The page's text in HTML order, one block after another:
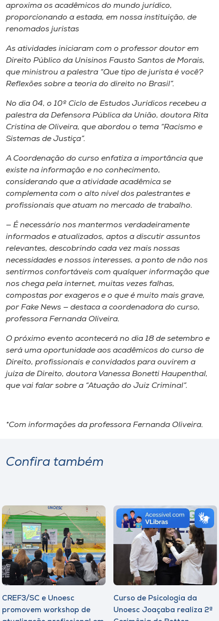
Store
Selecione
o idioma
A+
A-
aproxima os acadêmicos do mundo jurídico,
proporcionando a estada, em nossa instituição, de
renomados juristas
As atividades iniciaram com o professor doutor em
Direito Público da Unisinos Fausto Santos de Morais,
que ministrou a palestra “Que tipo de jurista é você?
Reflexões sobre a teoria do direito no Brasil”.
No dia 04, o 10º Ciclo de Estudos Jurídicos recebeu a
palestra da Defensora Pública da União, doutora Rita
Cristina de Oliveira, que abordou o tema “Racismo e
Sistemas de Justiça”.
A Coordenação do curso enfatiza a importância que
existe na informação e no conhecimento,
considerando que a atividade acadêmica se
complementa com o alto nível dos palestrantes e
profissionais que atuam no mercado de trabalho.
— É necessário nos mantermos verdadeiramente
informados e atualizados, aptos a discutir assuntos
relevantes, descobrindo cada vez mais nossas
necessidades e nossos interesses, a ponto de não nos
sentirmos confortáveis com qualquer informação que
nos chega pela internet, muitas vezes falhas,
compostas por exageros e o que é muito mais grave,
por Fake News — destaca a coordenadora do curso,
professora Fernanda Oliveira.
O próximo evento acontecerá no dia 18 de setembro e
será uma oportunidade aos acadêmicos do curso de
Direito, profissionais e convidados para ouvirem a
juíza de Direito, doutora Vanessa Bonetti Haupenthal,
que vai falar sobre a “Atuação do Juiz Criminal”.
*Com informações da professora Fernanda Oliveira.
Confira também
CREF3/SC e Unoesc
promovem workshop de
Curso de Psicologia da
Unoesc Joaçaba realiza 2ª